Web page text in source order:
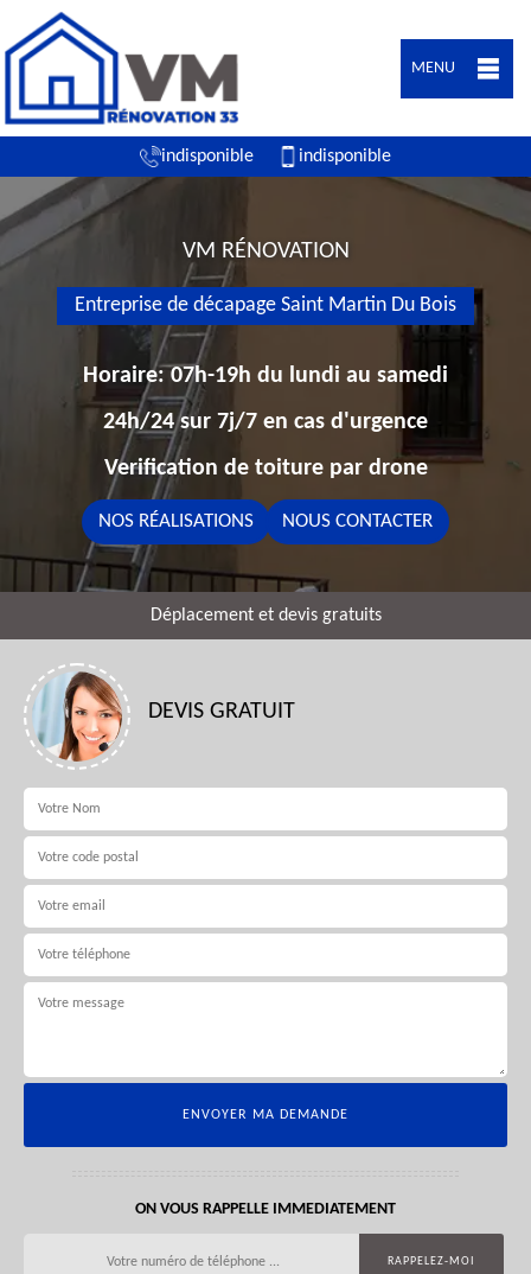
MENU
indisponible indisponible
VM RÉNOVATION
Entreprise de décapage Saint Martin Du Bois
Horaire: 07h-19h du lundi au samedi
24h/24 sur 7j/7 en cas d'urgence
Verification de toiture par drone
NOS RÉALISATIONS NOUS CONTACTER
Déplacement et devis gratuits
DEVIS GRATUIT
ON VOUS RAPPELLE IMMEDIATEMENT